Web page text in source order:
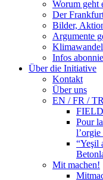
Worum geht
Der
Bilder,
Argumente
Infos
Über die Initiative
Kontakt
Über uns
EN / FR / TR
Pour
“Yeşil
Mit machen!